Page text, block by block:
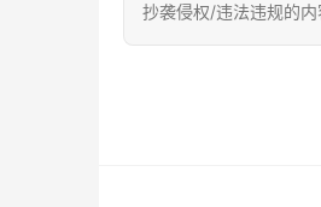
抄袭侵权/违法违规的